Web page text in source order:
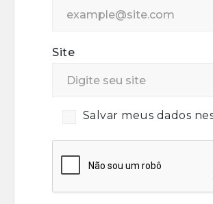
Site
Salvar meus dados